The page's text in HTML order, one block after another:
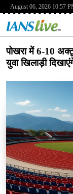
August 06, 2026 10:57
पोखरा में 6-10
युवा खिलाड़ी